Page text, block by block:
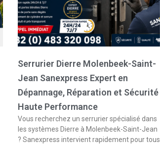
Serrurier Dierre Molenbeek-Saint-
Jean Sanexpress Expert en
Dépannage, Réparation et Sécurité
Haute Performance
Vous recherchez un serrurier spécialisé dans
les systèmes Dierre à Molenbeek-Saint-Jean
? Sanexpress intervient rapidement pour tous